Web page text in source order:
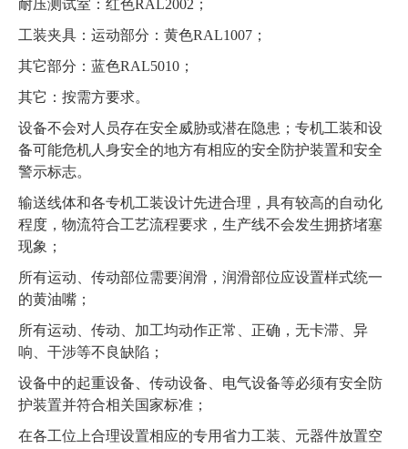
耐压测试室：红色RAL2002；
工装夹具：运动部分：黄色RAL1007；
其它部分：蓝色RAL5010；
其它：按需方要求。
设备不会对人员存在安全威胁或潜在隐患；专机工装和设
备可能危机人身安全的地方有相应的安全防护装置和安全
警示标志。
输送线体和各专机工装设计先进合理，具有较高的自动化
程度，物流符合工艺流程要求，生产线不会发生拥挤堵塞
现象；
所有运动、传动部位需要润滑，润滑部位应设置样式统一
的黄油嘴；
所有运动、传动、加工均动作正常、正确，无卡滞、异
响、干涉等不良缺陷；
设备中的起重设备、传动设备、电气设备等必须有安全防
护装置并符合相关国家标准；
在各工位上合理设置相应的专用省力工装、元器件放置空